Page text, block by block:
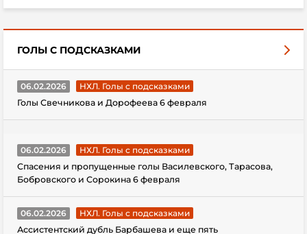
ГОЛЫ С ПОДСКАЗКАМИ
06.02.2026
НХЛ. Голы с подсказками
Голы Свечникова и Дорофеева 6 февраля
06.02.2026
НХЛ. Голы с подсказками
Спасения и пропущенные голы Василевского, Тарасова,
Бобровского и Сорокина 6 февраля
06.02.2026
НХЛ. Голы с подсказками
Ассистентский дубль Барбашева и еще пять